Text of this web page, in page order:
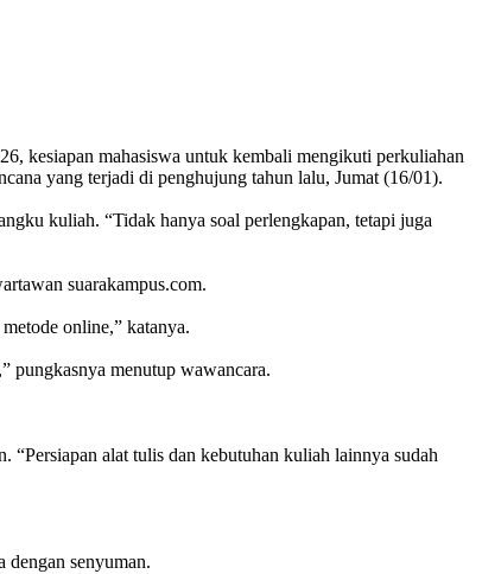
kesiapan mahasiswa untuk kembali mengikuti perkuliahan
yang terjadi di penghujung tahun lalu, Jumat (16/01).
kuliah. “Tidak hanya soal perlengkapan, tetapi juga
suarakampus.com.
online,” katanya.
pungkasnya menutup wawancara.
“Persiapan alat tulis dan kebutuhan kuliah lainnya sudah
dengan senyuman.